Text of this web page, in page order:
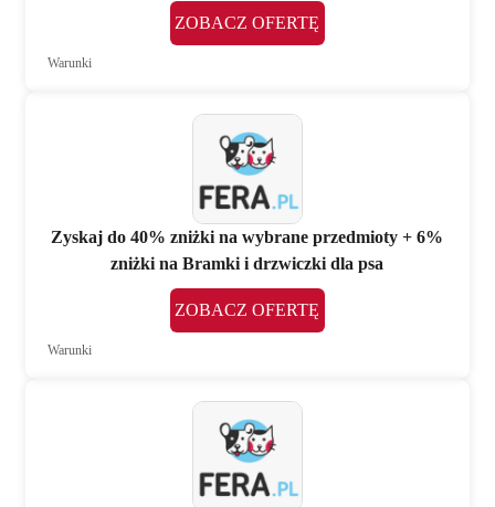
ZOBACZ OFERTĘ
Warunki
Zyskaj do 40% zniżki na wybrane przedmioty + 6%
zniżki na Bramki i drzwiczki dla psa
ZOBACZ OFERTĘ
Warunki